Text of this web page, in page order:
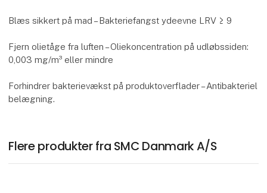
Blæs sikkert på mad – Bakteriefangst ydeevne LRV ≥ 9
Fjern olietåge fra luften – Oliekoncentration på udløbssiden:
0,003 mg/m³ eller mindre
Forhindrer bakterievækst på produktoverflader – Antibakteriel
belægning.
Flere produkter fra SMC Danmark A/S